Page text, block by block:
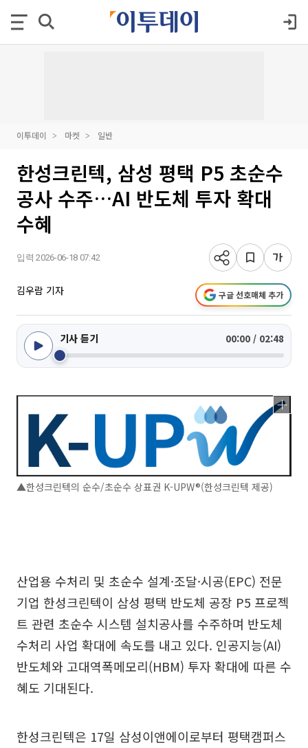
이투데이 마켓 일반
한성크린텍, 삼성 평택 P5 초순수
공사 수주…AI 반도체 투자 확대
수혜
입력 2026-06-18 07:42
김우람 기자 구글 선호매체 추가
기사 듣기 00:00 / 02:48
▲한성크린텍의 순수/초순수 상표권 K-UPW®(한성크린텍 제공)
산업용 수처리 및 초순수 설계·조달·시공(EPC) 전문
기업 한성크린텍이 삼성 평택 반도체 공장 P5 프로젝
트 관련 초순수 시스템 설치공사를 수주하며 반도체
수처리 사업 확대에 속도를 내고 있다. 인공지능(AI)
반도체와 고대역폭메모리(HBM) 투자 확대에 따른 수
혜도 기대된다.
한성크린텍은 17일 삼성이앤에이로부터 평택캠퍼스